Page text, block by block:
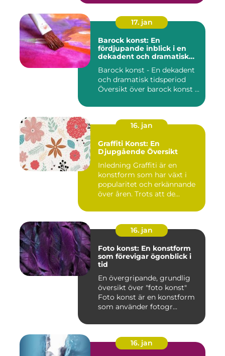
17. jan
Barock konst: En
fördjupande inblick i en
dekadent och dramatisk
Barock konst - En dekadent
och dramatisk tidsperiod
Översikt över barock konst ...
16. jan
Graffiti Konst: En
Djupgående Översikt
Inledning Graffiti är en
konstform som har växt i
popularitet och erkännande
över åren. Trots att de...
16. jan
Foto konst: En konstform
som förevigar ögonblick i
tid
En övergripande, grundlig
översikt över "foto konst"
Foto konst är en konstform
som använder fotogr...
16. jan